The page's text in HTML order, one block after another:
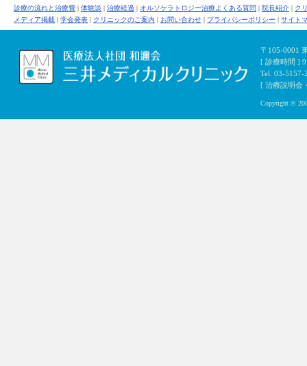
診療の流れと治療費 | 体験談 | 治療経過 | オルソケラトロジー治療よくある質問 | 院長紹介 | ク
メディア掲載 | 学会発表 | クリニックのご案内 | お問い合わせ | プライバシーポリシー | サイト
〒105-0001
[ 診療時間 ]
Tel. 03-5157-
[ 治療説明会
Copyright ©